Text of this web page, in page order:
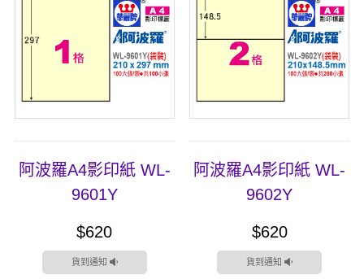
阿波羅A4影印紙 WL-
9601Y
$620
貨到通知
阿波羅A4影印紙 WL-
9602Y
$620
貨到通知